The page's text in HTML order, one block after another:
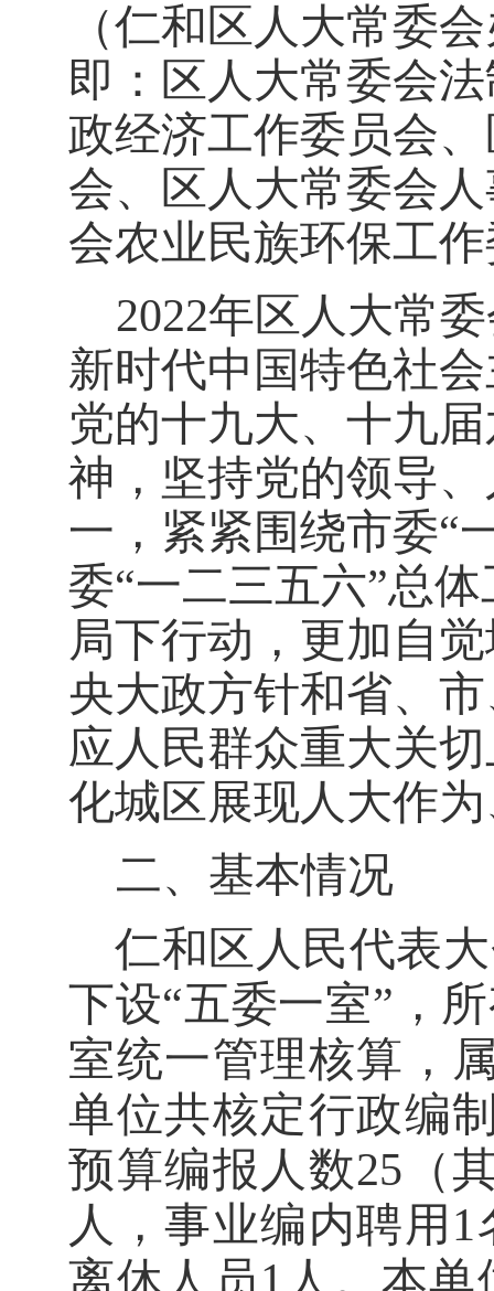
（仁和区人大常委
即：区人大常委会
政经济工作委员会
会、区人大常委会
会农业民族环保工
2022年区人大常
新时代中国特色社
党的十九大、十九
神，坚持党的领导
一，紧紧围绕市委“
委“一二三五六”总
局下行动，更加自
央大政方针和省、
应人民群众重大关
化城区展现人大作
二、基本情况
仁和区人民代表
下设“五委一室”，
室统一管理核算，
单位共核定行政编
预算编报人数25 （
人， 事业编内聘用 1
离休 人员1人。本